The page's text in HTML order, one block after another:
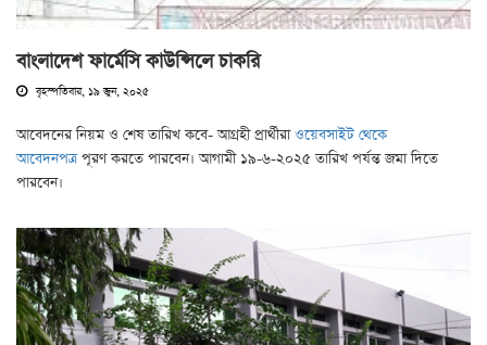
বাংলাদেশ ফার্মেসি কাউন্সিলে চাকরি
বৃহস্পতিবার, ১৯ জুন, ২০২৫
আবেদনের নিয়ম ও শেষ তারিখ কবে- আগ্রহী প্রার্থীরাওয়েবসাইট থেকে
আবেদনপত্রপূরণ করতে পারবেন। আগামী ১৯-৬-২০২৫ তারিখ পর্যন্ত জমা দিতে
পারবেন।